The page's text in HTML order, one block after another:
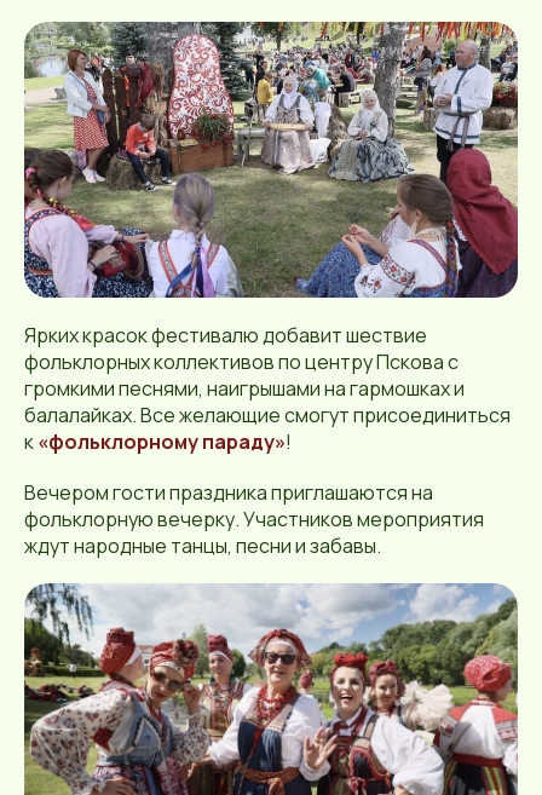
Ярких красок фестивалю добавит шествие
фольклорных коллективов по центру Пскова с
громкими песнями, наигрышами на гармошках и
балалайках. Все желающие смогут присоединиться
к«фольклорному параду»!
Вечером гости праздника приглашаются на
фольклорную вечерку. Участников мероприятия
ждут народные танцы, песни и забавы.